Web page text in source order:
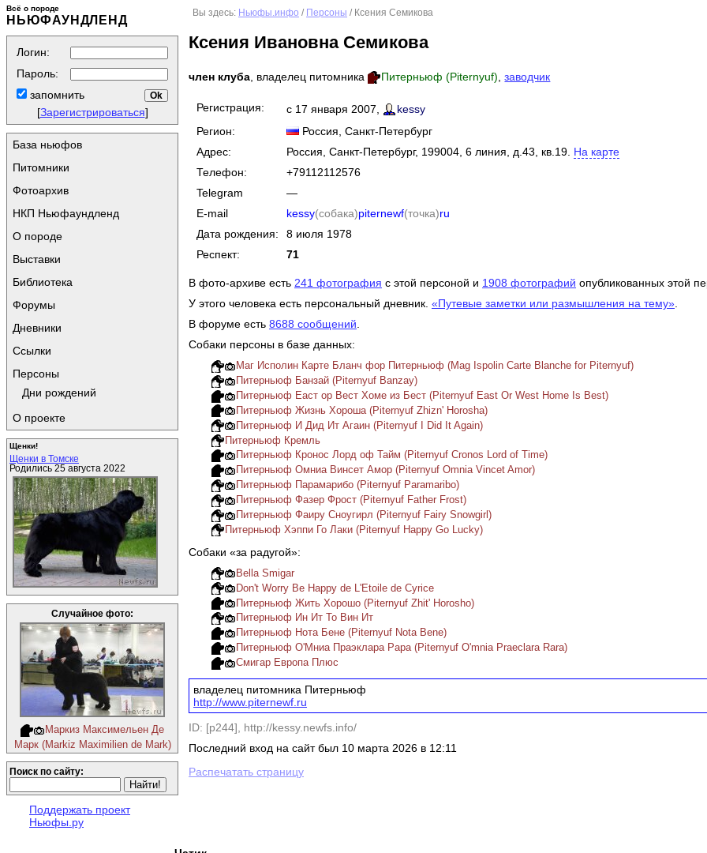
Всё о породе
НЬЮФАУНДЛЕНД
Логин:
Пароль:
запомнить
[Зарегистрироваться]
База ньюфов
Питомники
Фотоархив
НКП Ньюфаундленд
О породе
Выставки
Библиотека
Форумы
Дневники
Ссылки
Персоны
Дни рождений
О проекте
Щенки!
Щенки в Томске
Родились 25 августа 2022
Случайное фото:
Маркиз Максимельен Де
Марк (Markiz Maximilien de Mark)
Поиск по сайту:
Поддержать проект
Ньюфы.ру
Вы здесь: Ньюфы.инфо / Персоны / Ксения Семикова
Ксения Ивановна Семикова
член клуба, владелец питомника Питерньюф (Piternyuf),заводчик
Регистрация: с 17 января 2007,
kessy
Регион:
Россия , Санкт-Петербург
Адрес:
Россия, Санкт-Петербург, 199004, 6 линия, д.43, кв.19. На карте
Телефон:
+79112112576
Telegram
—
E-mail
kessy(собака)piternewf(точка)ru
Дата рождения:
8 июля 1978
Респект:
71
В фото-архиве есть 241 фотография c этой персоной и 1908 фотографий опубликованных этой
У этого человека есть персональный дневник. «Путевые заметки или размышления на тему»
В форуме есть 8688 сообщений
Собаки персоны в базе данных:
Маг Исполин Карте Бланч фор Питерньюф (Mag Ispolin Carte Blanche for Piternyuf)
Питерньюф Банзай (Piternyuf Banzay)
Питерньюф Еаст ор Вест Хоме из Бест (Piternyuf East Or West Home Is Best)
Питерньюф Жизнь Хороша (Piternyuf Zhizn' Horosha)
Питерньюф И Дид Ит Агаин (Piternyuf I Did It Again)
Питерньюф Кремль
Питерньюф Кронос Лорд оф Тайм (Piternyuf Cronos Lord of Time)
Питерньюф Омниа Винсет Амор (Piternyuf Omnia Vincet Amor)
Питерньюф Парамарибо (Piternyuf Paramaribo)
Питерньюф Фазер Фрост (Piternyuf Father Frost)
Питерньюф Фаиру Сноугирл (Piternyuf Fairy Snowgirl)
Питерньюф Хэппи Го Лаки (Piternyuf Happy Go Lucky)
Собаки «за радугой»:
Bella Smigar
Don't Worry Be Happy de L'Etoile de Cyrice
Питерньюф Жить Хорошо (Piternyuf Zhit' Horosho)
Питерньюф Ин Ит То Вин Ит
Питерньюф Нота Бене (Piternyuf Nota Bene)
Питерньюф О'Мниа Праэклара Рара (Piternyuf O'mnia Praeclara Rara)
Смигар Европа Плюс
владелец питомника Питерньюф
http://www.piternewf.ru
ID: [p244], http://kessy.newfs.info/
Последний вход на сайт был 10 марта 2026 в 12:11
Распечатать страницу